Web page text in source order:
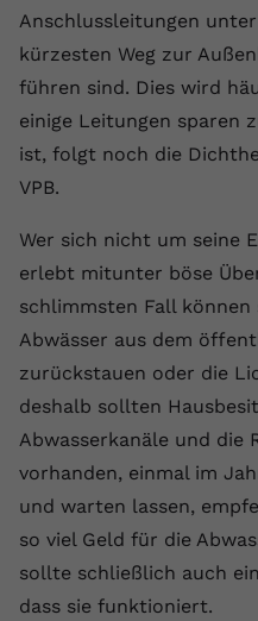
Anschlussleitungen
kürzesten Weg zur
führen sind. Dies wird
einige Leitungen sparen
ist, folgt noch die
VPB.
Wer sich nicht um seine
erlebt mitunter böse
schlimmsten Fall können
Abwässer aus dem
zurückstauen oder die
deshalb sollten
Abwasserkanäle und die
vorhanden, einmal im
und warten lassen,
so viel Geld für die
sollte schließlich auch
dass sie funktioniert.